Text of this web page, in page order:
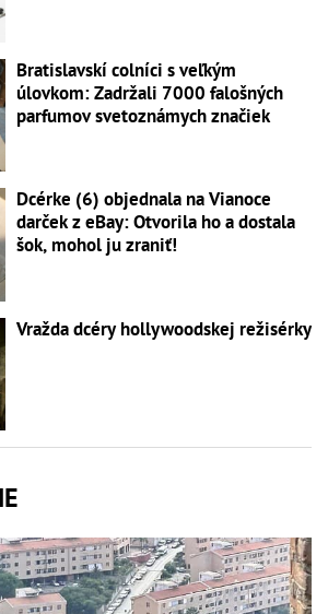
Bratislavskí colníci s veľkým
úlovkom: Zadržali 7000 falošných
parfumov svetoznámych značiek
Dcérke (6) objednala na Vianoce
darček z eBay: Otvorila ho a dostala
šok, mohol ju zraniť!
Vražda dcéry hollywoodskej režisérky